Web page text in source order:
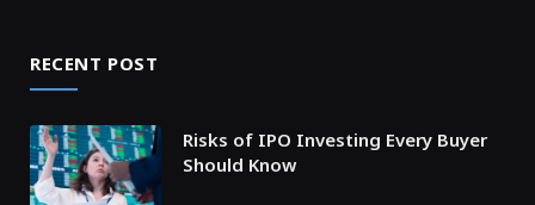
RECENT POST
Risks of IPO Investing Every Buyer
Should Know